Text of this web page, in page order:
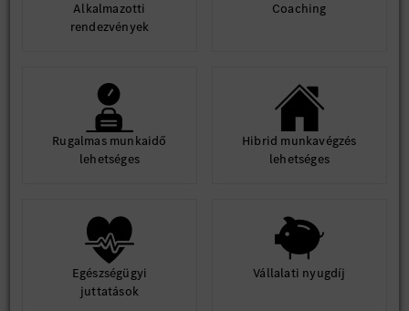
Alkalmazotti
rendezvények
Coaching
Rugalmas munkaidő
lehetséges
Hibrid munkavégzés
lehetséges
Egészségügyi
juttatások
Vállalati nyugdíj